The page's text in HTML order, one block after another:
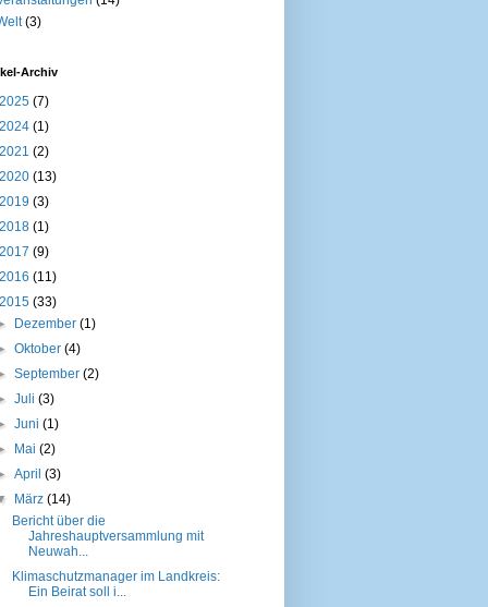
(3)
Archiv
2025 (7)
2024 (1)
2021 (2)
2020 (13)
2019 (3)
2018 (1)
2017 (9)
2016 (11)
2015 (33)
Dezember(1)
Oktober(4)
September(2)
Juli(3)
Juni(1)
Mai(2)
April(3)
März(14)
Bericht über die
Jahreshauptversammlung mit
Neuwah...
Klimaschutzmanager im Landkreis:
Ein Beirat soll i...